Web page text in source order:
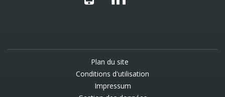
Plan du site
Conditions d'utilisation
Impressum